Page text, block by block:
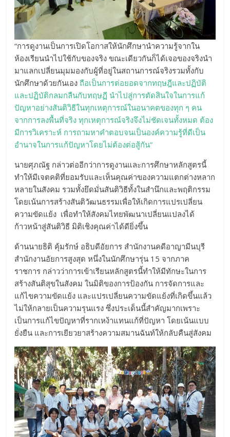
“การดูงานเป็นการเปิดโอกาสให้นักศึกษานำความรู้จากใน
ห้องเรียนนำไปใช้กับของจริง ขณะเดียวกันก็ได้เจอของจริงนำ
มาแลกเปลี่ยนมุมมองกับผู้ที่อยู่ในสถานการณ์จริงรวมทั้งกับ
นักศึกษาด้วยกันเอง ถือเป็นการต่อยอดจากทฤษฎีและปฏิบัติ
และปฏิบัติกลมกลืนกับทฤษฏี นำไปสู่การตัดสินใจในการแก้
ปัญหาอย่างสันติวิธีในทุกเหตุการณ์ในอนาคตของทุก ๆ คน
จากการลงพื้นที่จริง ทุกเหตุการณ์จริงจึงไม่ชัดเจนทั้งหมด ต้อง
มีการวิเคราะห์ การถามหาคำตอบจนเป็นองค์ความรู้ที่ดีเป็น
อำนาจในการแก้ปัญหาโดยไม่ต้องต่อสู้กัน”
นายศุภณัฐ กล่าวต่ออีกว่าการดูงานและการศึกษาหลักสูตรนี้
ทำให้มีเจตคติที่ยอมรับและเห็นคุณค่าของความแตกต่างหลาก
หลายในสังคม รวมทั้งยึดมั่นสันติวิธีทั้งในสำนึกและพฤติกรรม
โดยเน้นการสร้างสันติวัฒนธรรมเพื่อให้เกิดการแปรเปลี่ยน
ความขัดแย้ง เพื่อทำให้สังคมไทยพัฒนาเปลี่ยนแปลงได้
ก้าวหน้าสู่สันติวิธี มิติเชิงคุณค่าได้ดียิ่งขึ้น
ด้านนายธิติ คุ้มรักษ์ อธิบดีอัยการ สำนักงานคดีอาญามีนบุรี
สำนักงานอัยการสูงสุด หนึ่งในนักศึกษารุ่น 15 จากภาค
ราชการ กล่าวว่าการเข้าเรียนหลักสูตรนี้ทำให้มีทักษะในการ
สร้างสันติสุขในสังคม ในมิติของการป้องกัน การจัดการและ
แก้ไขความขัดแย้ง และแปรเปลี่ยนความขัดแย้งที่เกิดขึ้นแล้ว
ไม่ให้กลายเป็นความรุนแรง ซึ่งประเด็นนี้สำคัญมากเพราะ
เป็นการแก้ไขปัญหาที่รากเหง้าแทนแก้ที่ปัญหา โดยเน้นแบบ
ยั่งยืน และการเยียวยาสร้างความสมานฉันท์ให้กลับคืนสู่สังคม